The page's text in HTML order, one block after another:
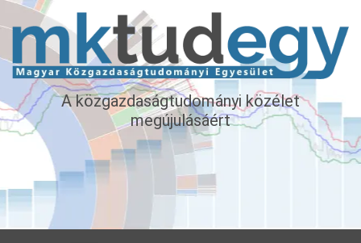
A közgazdaságtudományi közélet
megújulásáért